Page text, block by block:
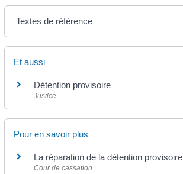
Textes de référence
Et aussi
Détention provisoire
Justice
Pour en savoir plus
La réparation de la détention provisoire
Cour de cassation